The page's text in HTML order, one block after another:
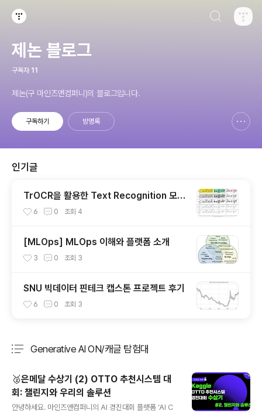
제논 블로그
구독자 11
제논(구 마인즈앤컴퍼니)의 블로그입니다.
구독하기 방명록
인기글
TrOCR을 활용한 Text Recognition 모델
개발기
6 0 조회 4
[MLOps] MLOps 이해와 플랫폼 소개
3 0 조회 3
SNU 빅데이터 핀테크 캡스톤 프로젝트 후기
6 0 조회 3
Generative AI ON/캐글 탐험대
🥈은메달 수상기 (2) OTTO 추천시스템 대
회: 챌린지와 우리의 솔루션
안녕하세요. 마인즈앤컴퍼니의 AI 경진대회 플랫폼 ‘AI C